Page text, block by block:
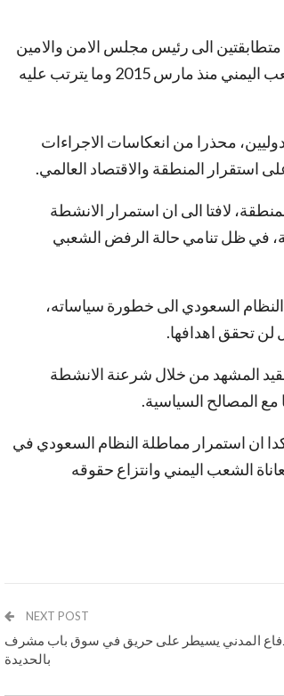
متطابقتين الى رئيس مجلس الامن والامين
العام للامم المتحدة، تناولتا استمرار الحصار المفروض على الشعب اليمني منذ مارس 2015 وما يترتب عليه
محذرا من انعكاسات الاجراءات
استقرار المنطقة والاقتصاد العالمي.
لافتا الى ان استمرار الانشطة
في ظل تنامي حالة الرفض الشعبي
النظام السعودي الى خطورة سياساته،
لن تحقق اهدافها.
المشهد من خلال شرعنة الانشطة
مع المصالح السياسية.
ان استمرار مماطلة النظام السعودي في
الشعب اليمني وانتزاع حقوقه
NEXT POST
المدني يسيطر على حريق في سوق باب مشرف
بالحديدة